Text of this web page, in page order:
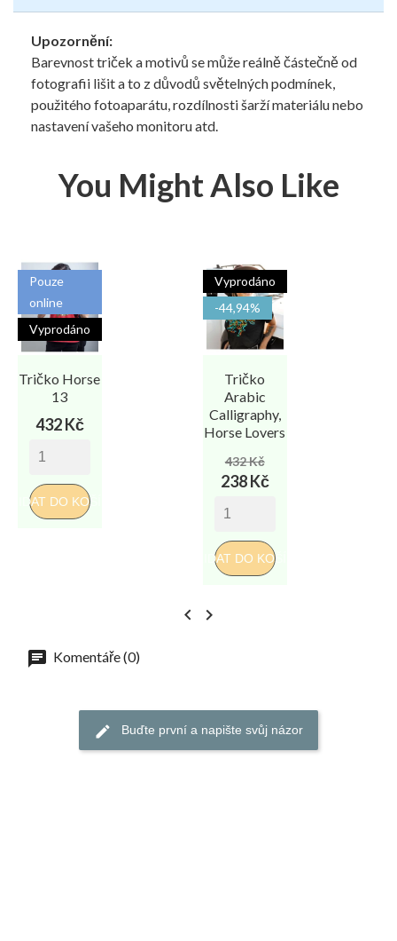
Upozornění:
Barevnost triček a motivů se může reálně částečně od
fotografii lišit a to z důvodů světelných podmínek,
použitého fotoaparátu, rozdílnosti šarží materiálu nebo
nastavení vašeho monitoru atd.
You Might Also Like
Tričko Horse
13
Cena
432 Kč
PŘIDAT DO KOŠÍKU
Pouze
online
Vyprodáno
Tričko
Arabic
Calligraphy,
Horse Lovers
Běžná
cena
432 KčCena
238 Kč
PŘIDAT DO KOŠÍKU
Vyprodáno
-44,94%
 
Komentáře (0)
Buďte první a napište svůj názor